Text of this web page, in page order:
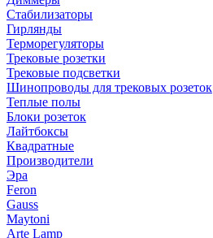
Стабилизаторы
Гирлянды
Терморегуляторы
Трековые розетки
Трековые подсветки
Шинопроводы для трековых розеток
Теплые полы
Блоки розеток
Лайтбоксы
Квадратные
Производители
Эра
Feron
Gauss
Maytoni
Arte Lamp